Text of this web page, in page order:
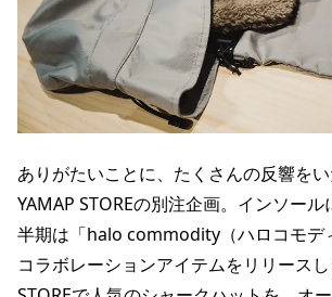
ありがたいことに、たくさんの反響を
YAMAP STOREの別注企画。インソー
半期は「halo commodity（ハロコモデ
コラボレーションアイテムをリリース